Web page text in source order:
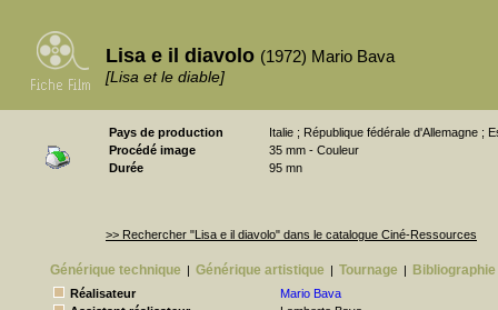
Lisa e il diavolo (1972) Mario Bava
[Lisa et le diable]
Pays de production
Italie ; République fédérale d'Allemagne ;
Procédé image
35 mm - Couleur
Durée
95 mn
>> Rechercher "Lisa e il diavolo" dans le catalogue Ciné-Ressources
Générique technique | Générique artistique | Tournage | Bibliographie
Réalisateur
Mario Bava